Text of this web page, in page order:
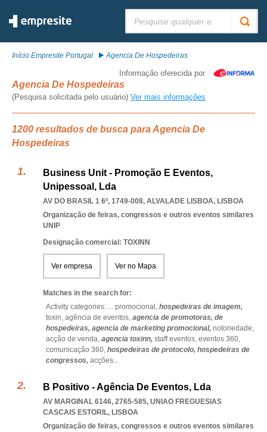
Início Empresite Portugal Agencia De Hospedeiras
Informação oferecida por
Agencia De Hospedeiras
(Pesquisa solicitada pelo usuário) Ver mais informações
1200 resultados de busca para Agencia De
Hospedeiras
Business Unit - Promoção E Eventos,
Unipessoal, Lda
AV DO BRASIL 1 6º, 1749-008, ALVALADE LISBOA, LISBOA
Organização de feiras, congressos e outros eventos similares
UNIP
Designação comercial: TOXINN
Ver empresa Ver no Mapa
Matches in the search for:
Activity categories: ... promocional, hospedeiras de imagem,
toxin, agência de eventos, agencia de promotoras, de
hospedeiras, agencia de marketing promocional, notoriedade,
acção de venda, agencia toxinn, staff eventos, eventos 360,
comunicação 360, hospedeiras de protocolo, hospedeiras de
congressos, acções...
B Positivo - Agência De Eventos, Lda
AV MARGINAL 6146, 2765-585, UNIAO FREGUESIAS
CASCAIS ESTORIL, LISBOA
Organização de feiras, congressos e outros eventos similares